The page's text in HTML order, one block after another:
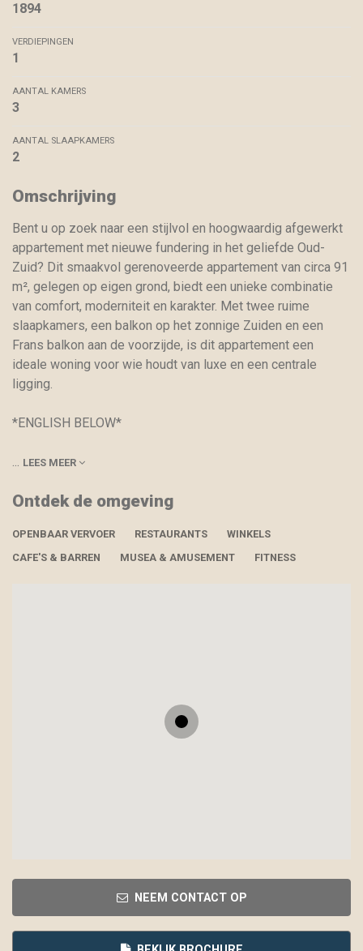
1894
VERDIEPINGEN
1
AANTAL KAMERS
3
AANTAL SLAAPKAMERS
2
Omschrijving
Bent u op zoek naar een stijlvol en hoogwaardig afgewerkt
appartement met nieuwe fundering in het geliefde Oud-
Zuid? Dit smaakvol gerenoveerde appartement van circa 91
m², gelegen op eigen grond, biedt een unieke combinatie
van comfort, moderniteit en karakter. Met twee ruime
slaapkamers, een balkon op het zonnige Zuiden en een
Frans balkon aan de voorzijde, is dit appartement een
ideale woning voor wie houdt van luxe en een centrale
ligging.
*ENGLISH BELOW*
... LEES MEER
Ontdek de omgeving
OPENBAAR VERVOER RESTAURANTS
WINKELS
CAFE'S & BARREN
MUSEA & AMUSEMENT FITNESS
NEEM CONTACT OP